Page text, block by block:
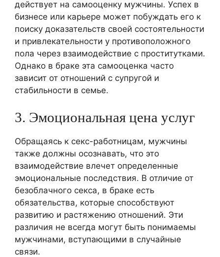
действует на самооценку мужчины. Успех в
бизнесе или карьере может побуждать его к
поиску доказательств своей состоятельности
и привлекательности у противоположного
пола через взаимодействие с проститутками.
Однако в браке эта самооценка часто
зависит от отношений с супругой и
стабильности в семье.
3. Эмоциональная цена услуг
Обращаясь к секс-работницам, мужчины
также должны осознавать, что это
взаимодействие влечет определенные
эмоциональные последствия. В отличие от
безоблачного секса, в браке есть
обязательства, которые способствуют
развитию и растяжению отношений. Эти
различия не всегда могут быть понимаемы
мужчинами, вступающими в случайные
связи.